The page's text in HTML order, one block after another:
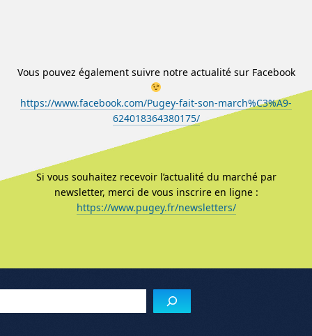
Vous pouvez également suivre notre actualité sur Facebook
https://www.facebook.com/Pugey-fait-son-march%C3%A9-
624018364380175/
Si vous souhaitez recevoir l’actualité du marché par
newsletter, merci de vous inscrire en ligne :
https://www.pugey.fr/newsletters/
Menu de l'article